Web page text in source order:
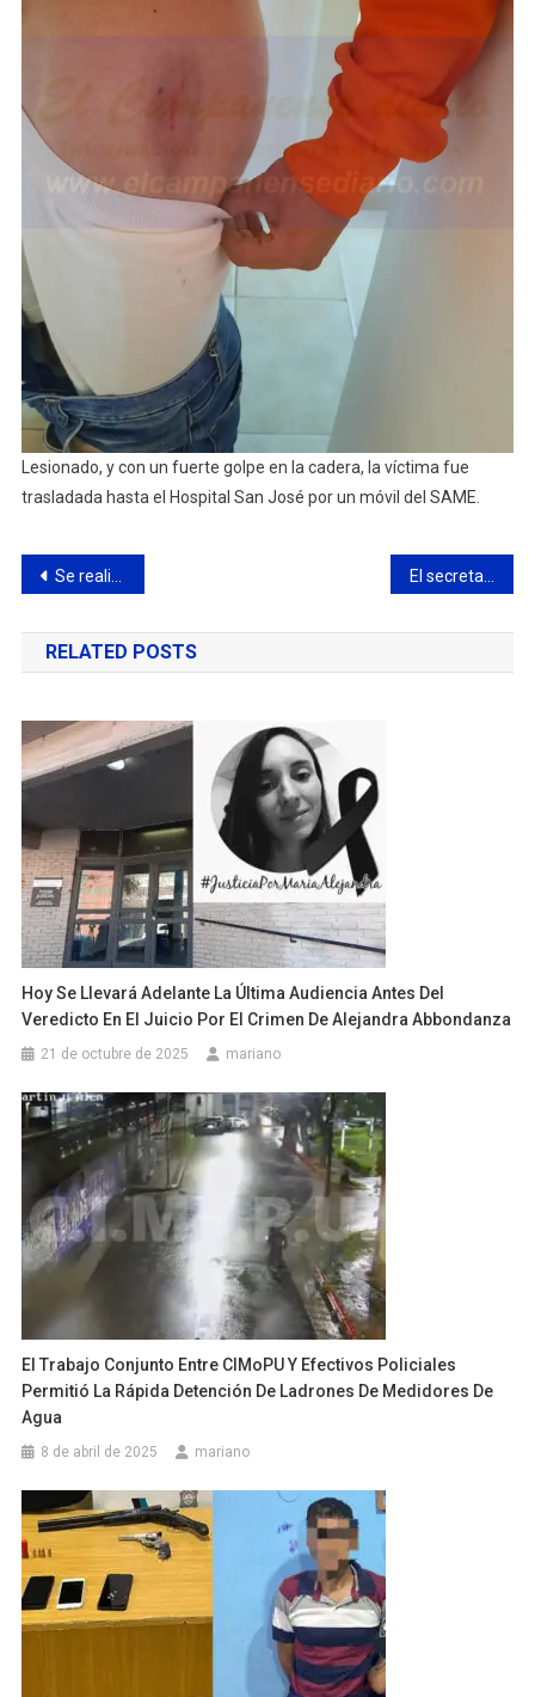
Lesionado, y con un fuerte golpe en la cadera, la víctima fue
trasladada hasta el Hospital San José por un móvil del SAME.
Navegación
de
entradas
Se realiza una exposición sobre deportistas destacados de Campana
RELATED POSTS
Hoy Se Llevará Adelante La Última Audiencia Antes Del
Veredicto En El Juicio Por El Crimen De Alejandra Abbondanza
21 de octubre de 2025 mariano
El Trabajo Conjunto Entre CIMoPU Y Efectivos Policiales
Permitió La Rápida Detención De Ladrones De Medidores De
Agua
8 de abril de 2025 mariano